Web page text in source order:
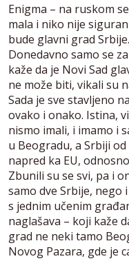
Enigma – na ruskom
mala i niko nije
bude glavni grad Srbije.
Donedavno samo se
kaže da je Novi Sad
ne može biti, vikali su
Sada je sve stavljeno
ovako i onako. Istina,
nismo imali, i imamo i
u Beogradu, a Srbiji
napred ka EU,
Zbunili su se svi, pa i
samo dve Srbije, nego
s jednim učenim
naglašava – koji kaže
grad ne neki tamo
Novog Pazara, gde je